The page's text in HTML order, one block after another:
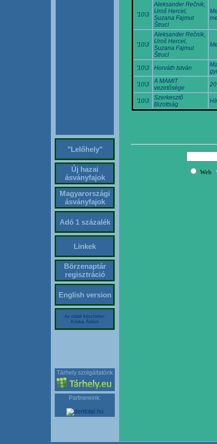
"Lelőhely"
Új hazai
ásványfajok
Magyarországi
ásványfajok
Adó 1 százalék
Linkek
Börzenaptár
regisztráció
English version
Az oldalt készítette:
Kriska Ádám
Tárhely szolgáltatónk
Partnereink:
'10\3
Aleksander Rečnik,
Uroš Hercel,
Suzana Fajmut
Štrucl
'10\3
Aleksander Rečnik,
Uroš Hercel,
Suzana Fajmut
Štrucl
'10\3 Horváth István
'10\3
A MAMIT
vezetősége
'10\3
Szerkesztő
Bizottság